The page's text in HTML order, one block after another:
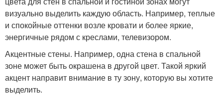
визуально выделить каждую область. Например, теплые
и спокойные оттенки возле кровати и более яркие,
энергичные рядом с креслами, телевизором.
Акцентные стены. Например, одна стена в спальной
зоне может быть окрашена в другой цвет. Такой яркий
акцент направит внимание в ту зону, которую вы хотите
выделить.